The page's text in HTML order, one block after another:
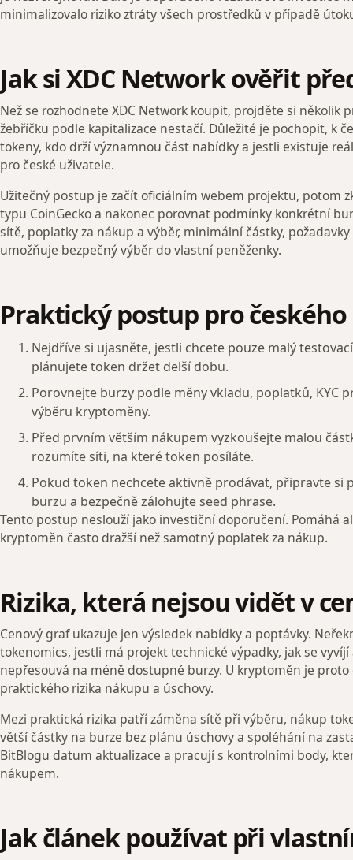
minimalizovalo riziko ztráty všech prostředků v případě
Jak si XDC Network ověřit
Než se rozhodnete XDC Network koupit, projděte si několik
žebříčku podle kapitalizace nestačí. Důležité je pochopit, k
tokeny, kdo drží významnou část nabídky a jestli existuje
pro české uživatele.
Užitečný postup je začít oficiálním webem projektu, potom
typu CoinGecko a nakonec porovnat podmínky konkrétní
sítě, poplatky za nákup a výběr, minimální částky,
umožňuje bezpečný výběr do vlastní peněženky.
Praktický postup pro
Nejdříve si ujasněte, jestli chcete pouze malý
plánujete token držet delší dobu.
Porovnejte burzy podle měny vkladu, poplatků, KYC
výběru kryptoměny.
Před prvním větším nákupem vyzkoušejte malou
rozumíte síti, na které token posíláte.
Pokud token nechcete aktivně prodávat, připravte si
burzu a bezpečně zálohujte seed phrase.
Tento postup neslouží jako investiční doporučení. Pomáhá
kryptoměn často dražší než samotný poplatek za nákup.
Rizika, která nejsou vidět v
Cenový graf ukazuje jen výsledek nabídky a poptávky.
tokenomics, jestli má projekt technické výpadky, jak se
nepřesouvá na méně dostupné burzy. U kryptoměn je
praktického rizika nákupu a úschovy.
Mezi praktická rizika patří záměna sítě při výběru, nákup
větší částky na burze bez plánu úschovy a spoléhání na
BitBlogu datum aktualizace a pracují s kontrolními body,
nákupem.
Jak článek používat při